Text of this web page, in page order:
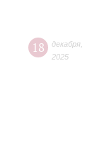
18 декабря
2025